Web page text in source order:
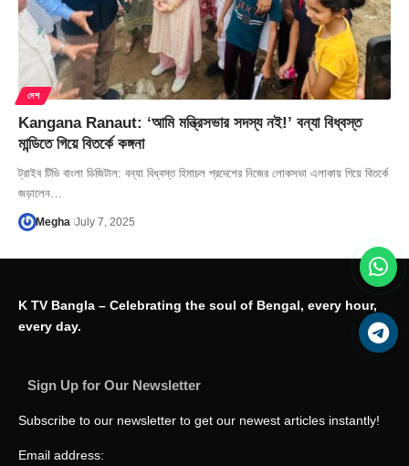
দেশ
Kangana Ranaut: ‘আমি মন্ত্রিসভার সদস্য নই!’ বন্যা বিধ্বস্ত
মান্ডিতে গিয়ে বিতর্কে কঙ্গনা
ট্রাইব টিভি বাংলা ডিজিটাল: বন্যা বিধ্বস্ত হিমাচল প্রদেশের নিজের লোকসভা এলাকায় গিয়ে বিতর্কে
জড়ালেন…
Megha July 7, 2025
K TV Bangla – Celebrating the soul of Bengal, every hour,
every day.
Sign Up for Our Newsletter
Subscribe to our newsletter to get our newest articles instantly!
Email address: